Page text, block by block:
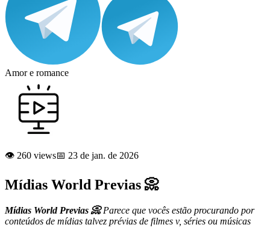
Amor e romance
👁️ 260 views📅 23 de jan. de 2026
Mídias World Previas 📀
Mídias World Previas 📀Parece que vocês estão procurando por
conteúdos de mídias talvez prévias de filmes v, séries ou músicas